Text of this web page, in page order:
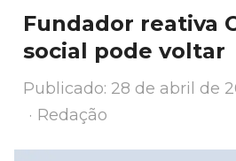
Fundador reativa
social pode voltar
Publicado: 28 de abril de
Author
Redação